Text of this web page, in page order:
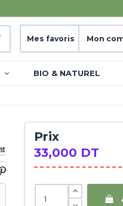
Mes favoris Mon
BIO & NATUREL
Prix
33,000 DT